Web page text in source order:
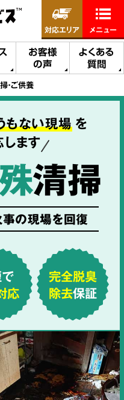
お客様
の声
よくある
質問
対応エリア メニュー
・ご供養
もない現場 を
ます
清掃
事の現場を回復
応
完全脱臭
除去保証